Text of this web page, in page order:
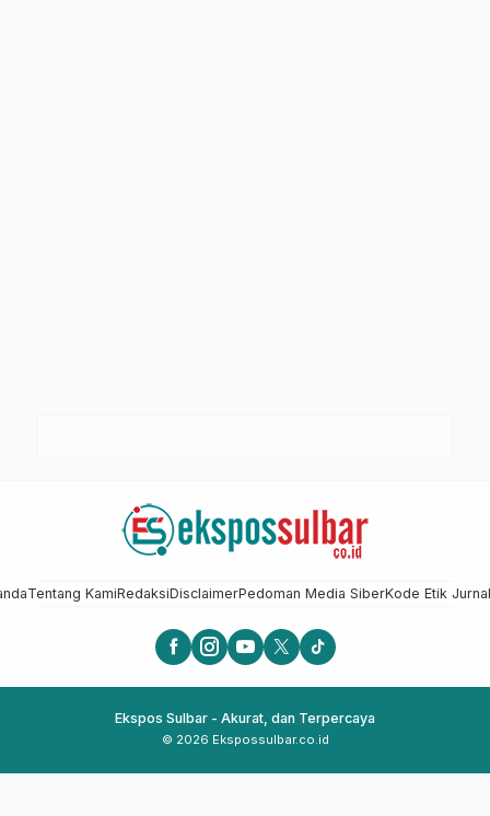
Tentang KamiRedaksiDisclaimerPedoman Media SiberKode Etik
Ekspos Sulbar - Akurat, dan Terpercaya
© 2026 Ekspossulbar.co.id